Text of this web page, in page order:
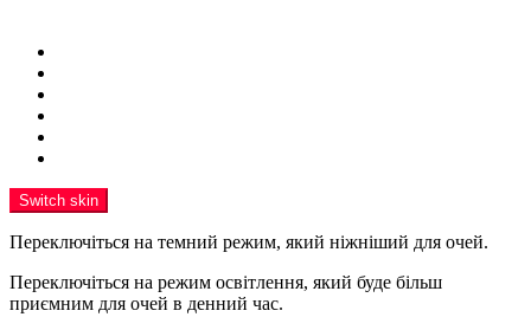
Switch skin
Переключіться на темний режим, який ніжніший для очей.
Переключіться на режим освітлення, який буде більш
приємним для очей в денний час.